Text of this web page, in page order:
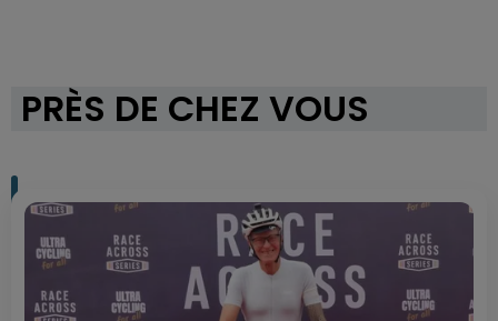
PRÈS DE CHEZ VOUS